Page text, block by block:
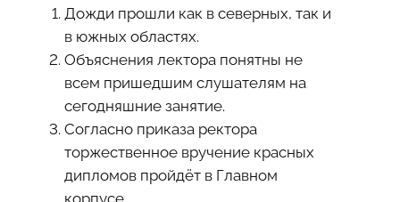
Дожди прошли как в северных, так и
в южных областях.
Объяснения лектора понятны не
всем пришедшим слушателям на
сегодняшние занятие.
Согласно приказа ректора
торжественное вручение красных
дипломов пройдёт в Главном
корпусе.